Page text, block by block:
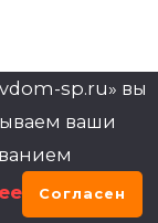
sp.ru» вы
ваши
Согласен